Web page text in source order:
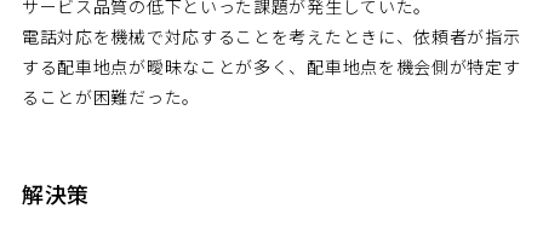
サービス品質の低下といった課題が発生していた。
電話対応を機械で対応することを考えたときに、依頼者が指示
する配車地点が曖昧なことが多く、配車地点を機会側が特定す
ることが困難だった。
解決策